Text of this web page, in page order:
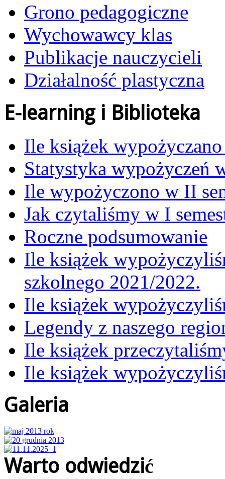
Grono pedagogiczne
Wychowawcy klas
Publikacje nauczycieli
Działalność plastyczna
E-learning i Biblioteka
Ile książek
Statystyka wypożyczeń
Ile wypożyczono w II
Jak czytaliśmy w I
Roczne podsumowanie
Ile książek
szkolnego 2021/2022.
Ile książek
Legendy z naszego
Ile książek
Ile książek
Galeria
Warto odwiedzić